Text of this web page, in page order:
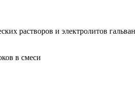
растворов и электролитов
в смеси